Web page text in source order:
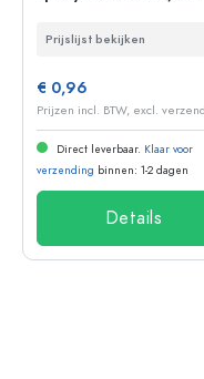
mondstuk: 24/410
Prijslijst bekijken
€ 0,96
Direct leverbaar. Klaar voor
verzending binnen: 1-2 dagen
Details